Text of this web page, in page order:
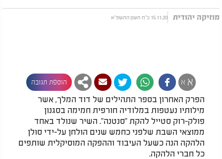
מוזיקה יהודית 15.11.20 כ"ח חשון התשפ"א
א א הוספת תגובה
הפרק האחרון בספר התהילים של דוד המלך, אשר
מילותיו נעטפות במלודיה חורפית חמימה בסגנון
פולק-רוק סטייל להקת "סנטנה". השיר שנולד באחד
ממוצאי השבת שלפני כחמש שנים הולחן על-ידי סולן
הלהקה הנה כשעל העיבוד וההפקה המוסיקלית שותפים
כל חברי הלהקה.